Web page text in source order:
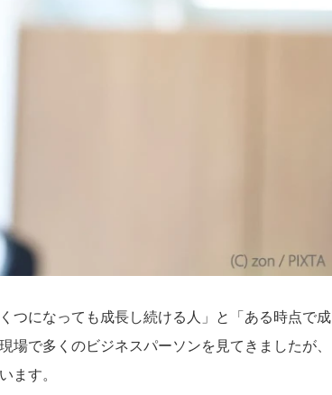
つになっても成長し続ける人」と「ある時点で成
で多くのビジネスパーソンを見てきましたが、
ます。